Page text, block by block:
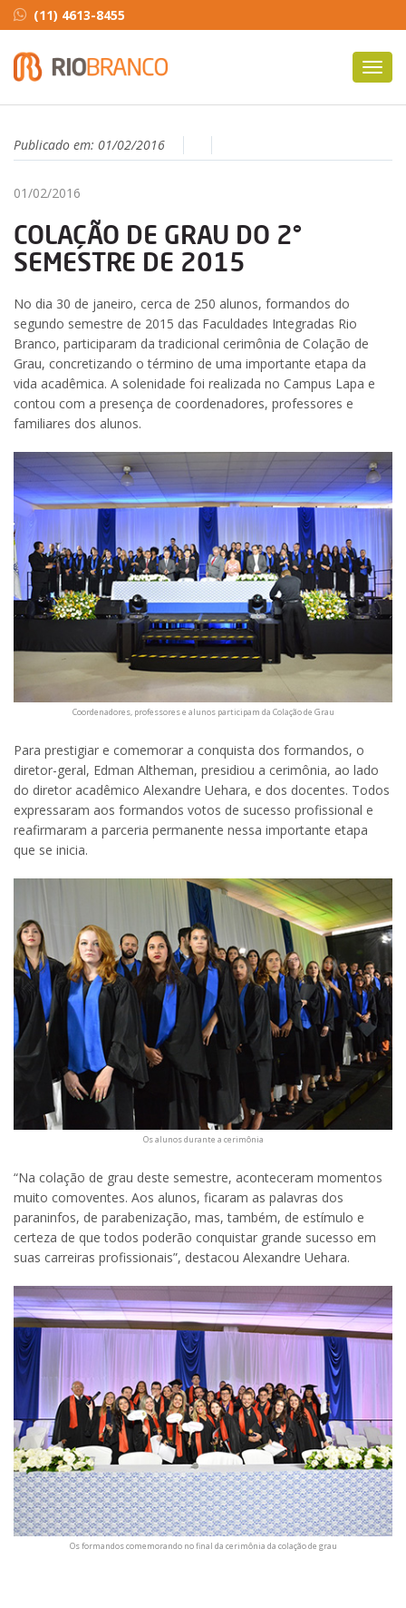
(11) 4613-8455
Publicado em: 01/02/2016
01/02/2016
COLAÇÃO DE GRAU DO 2°
SEMESTRE DE 2015
No dia 30 de janeiro, cerca de 250 alunos, formandos do
segundo semestre de 2015 das Faculdades Integradas Rio
Branco, participaram da tradicional cerimônia de Colação de
Grau, concretizando o término de uma importante etapa da
vida acadêmica. A solenidade foi realizada no Campus Lapa e
contou com a presença de coordenadores, professores e
familiares dos alunos.
Coordenadores, professores e alunos participam da Colação de Grau
Para prestigiar e comemorar a conquista dos formandos, o
diretor-geral, Edman Altheman, presidiou a cerimônia, ao lado
do diretor acadêmico Alexandre Uehara, e dos docentes. Todos
expressaram aos formandos votos de sucesso profissional e
reafirmaram a parceria permanente nessa importante etapa
que se inicia.
Os alunos durante a cerimônia
“Na colação de grau deste semestre, aconteceram momentos
muito comoventes. Aos alunos, ficaram as palavras dos
paraninfos, de parabenização, mas, também, de estímulo e
certeza de que todos poderão conquistar grande sucesso em
suas carreiras profissionais”, destacou Alexandre Uehara.
Os formandos comemorando no final da cerimônia da colação de grau